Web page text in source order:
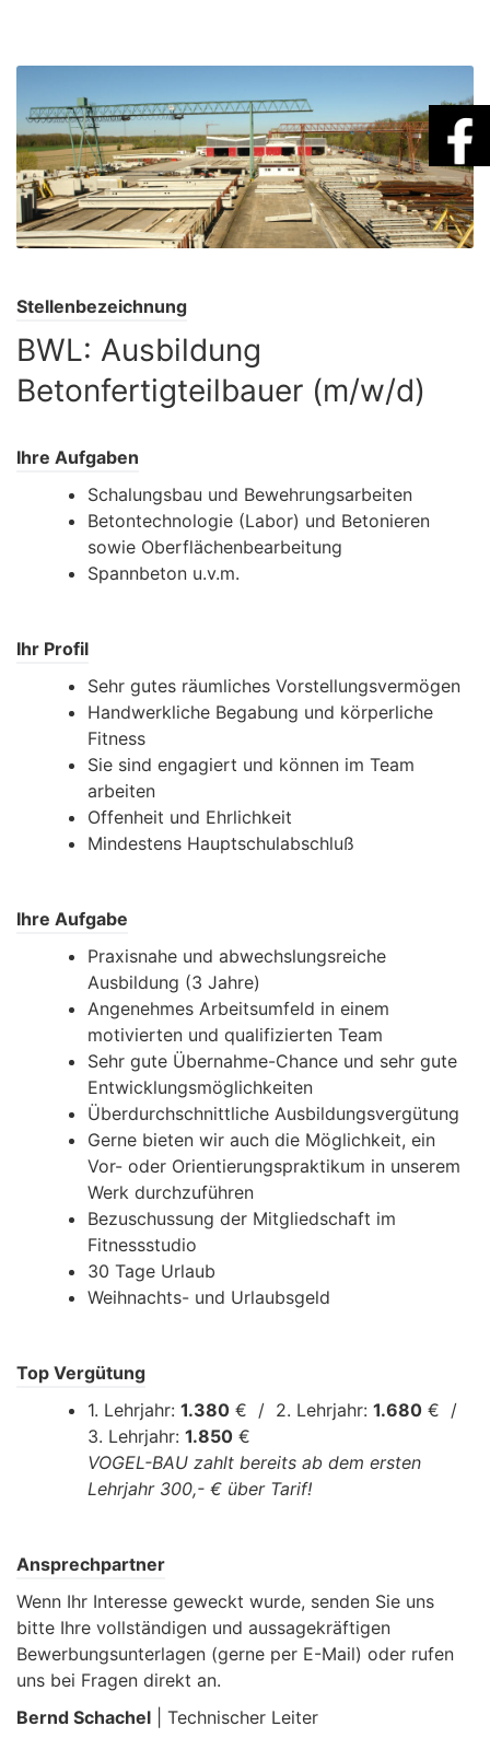
Stellenbezeichnung
BWL: Ausbildung
Betonfertigteilbauer (m/w/d)
Ihre Aufgaben
Schalungsbau und Bewehrungsarbeiten
Betontechnologie (Labor) und Betonieren
sowie Oberflächenbearbeitung
Spannbeton u.v.m.
Ihr Profil
Sehr gutes räumliches Vorstellungsvermögen
Handwerkliche Begabung und körperliche
Fitness
Sie sind engagiert und können im Team
arbeiten
Offenheit und Ehrlichkeit
Mindestens Hauptschulabschluß
Ihre Aufgabe
Praxisnahe und abwechslungsreiche
Ausbildung (3 Jahre)
Angenehmes Arbeitsumfeld in einem
motivierten und qualifizierten Team
Sehr gute Übernahme-Chance und sehr gute
Entwicklungsmöglichkeiten
Überdurchschnittliche Ausbildungsvergütung
Gerne bieten wir auch die Möglichkeit, ein
Vor- oder Orientierungspraktikum in unserem
Werk durchzuführen
Bezuschussung der Mitgliedschaft im
Fitnessstudio
30 Tage Urlaub
Weihnachts- und Urlaubsgeld
Top Vergütung
1. Lehrjahr: 1.380 € / 2. Lehrjahr: 1.680 € /
3. Lehrjahr: 1.850 €
VOGEL-BAU zahlt bereits ab dem ersten
Lehrjahr 300,- € über Tarif!
Ansprechpartner
Wenn Ihr Interesse geweckt wurde, senden Sie uns
bitte Ihre vollständigen und aussagekräftigen
Bewerbungsunterlagen (gerne per E-Mail) oder rufen
uns bei Fragen direkt an.
Bernd Schachel | Technischer Leiter